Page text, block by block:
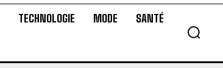
TECHNOLOGIE MODE SANTÉ